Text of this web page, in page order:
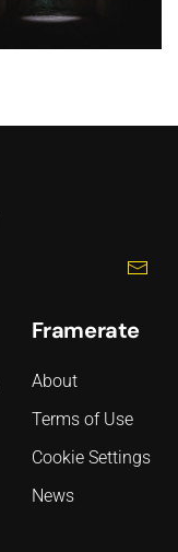
Framerate
About
Terms of Use
Cookie Settings
News